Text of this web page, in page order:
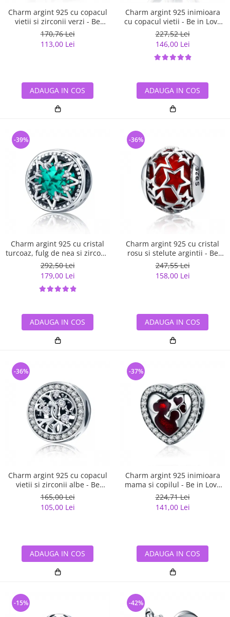
Charm argint 925 cu copacul
vietii si zirconii verzi - Be
Nature PST0059
170,76 Lei
113,00 Lei
ADAUGA IN COS
Charm argint 925 inimioara
cu copacul vietii - Be in Love
PST0105
227,52 Lei
146,00 Lei
ADAUGA IN COS
Charm argint 925 cu cristal
turcoaz, fulg de nea si zirconii
albe - Be Nature PST0110
292,50 Lei
179,00 Lei
-39%
ADAUGA IN COS
Charm argint 925 cu cristal
rosu si stelute argintii - Be
Nature PST0115
247,55 Lei
158,00 Lei
-36%
ADAUGA IN COS
Charm argint 925 cu copacul
vietii si zirconii albe - Be
Nature PST0120
165,00 Lei
105,00 Lei
-36%
ADAUGA IN COS
Charm argint 925 inimioara
mama si copilul - Be in Love
PST0122
224,71 Lei
141,00 Lei
-37%
ADAUGA IN COS
-15% -42%